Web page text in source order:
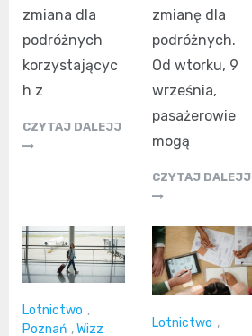
zmiana dla
podróżnych
korzystającyc
h z
CZYTAJ DALEJJ
zmianę dla
podróżnych.
Od wtorku, 9
września,
pasażerowie
mogą
CZYTAJ DALEJJ
Lotnictwo ,
Poznań ,Wizz Lotnictwo ,